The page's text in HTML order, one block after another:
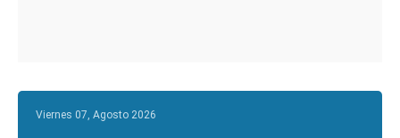
Viernes 07, Agosto 2026